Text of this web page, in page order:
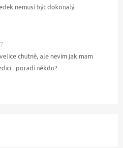
nemusí být dokonalý.
chutně, ale nevím jak mam
poradí někdo?